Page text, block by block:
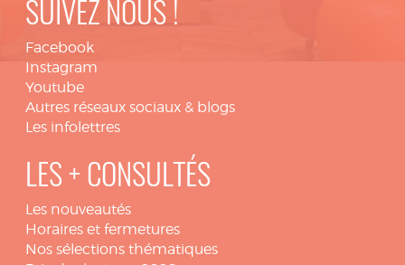
SUIVEZ NOUS !
Facebook
Instagram
Youtube
Autres réseaux sociaux & blogs
Les infolettres
LES + CONSULTÉS
Les nouveautés
Horaires et fermetures
Nos sélections thématiques